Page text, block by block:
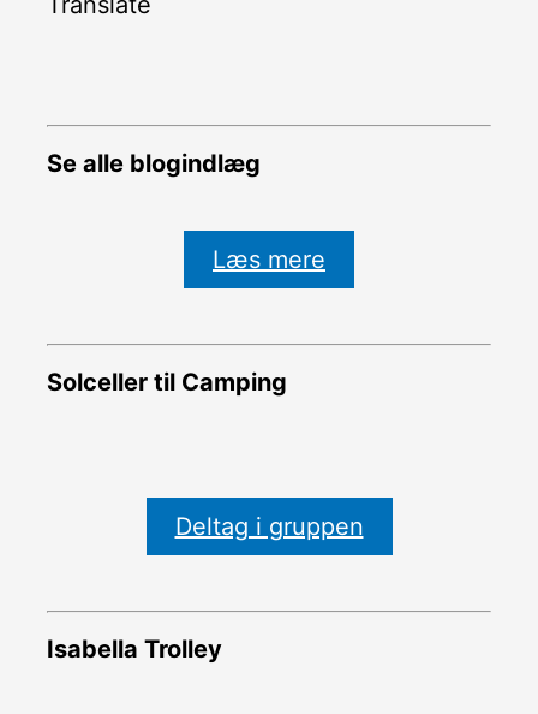
Se alle blogindlæg
Læs mere
Solceller til Camping
Deltag i gruppen
Isabella Trolley